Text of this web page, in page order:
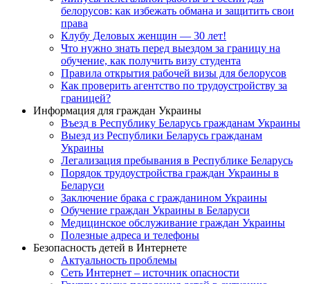
белорусов: как избежать обмана и защитить свои
права
Клубу Деловых женщин — 30 лет!
Что нужно знать перед выездом за границу на
обучение, как получить визу студента
Правила открытия рабочей визы для белорусов
Как проверить агентство по трудоустройству за
границей?
Информация для граждан Украины
Въезд в Республику Беларусь гражданам Украины
Выезд из Республики Беларусь гражданам
Украины
Легализация пребывания в Республике Беларусь
Порядок трудоустройства граждан Украины в
Беларуси
Заключение брака с гражданином Украины
Обучение граждан Украины в Беларуси
Медицинское обслуживание граждан Украины
Полезные адреса и телефоны
Безопасность детей в Интернете
Актуальность проблемы
Сеть Интернет – источник опасности